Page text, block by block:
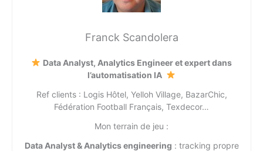
Franck Scandolera
Data Analyst, Analytics Engineer et expert dans
l’automatisation IA
Ref clients : Logis Hôtel, Yelloh Village, BazarChic,
Fédération Football Français, Texdecor…
Mon terrain de jeu :
Data Analyst & Analytics engineering : tracking propre